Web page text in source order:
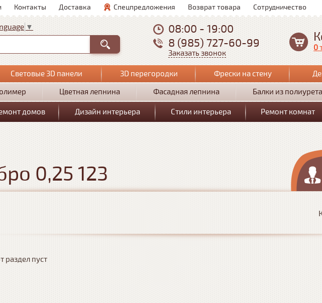
Контакты Доставка Спецпредложения Возврат товара Сотрудничество
▼
08:00 - 19:00
8 (985) 727-60-99
Заказать звонок
0
Световые 3D панели 3D перегородки Фрески на стену
Цветная лепнина Фасадная лепнина Балки из
домов Дизайн интерьера Стили интерьера Ремонт комнат
0,25 123
раздел пуст